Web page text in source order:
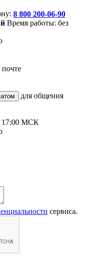
8 800 200-06-90
Время работы: без
для общения
17:00 МСК
сервиса.